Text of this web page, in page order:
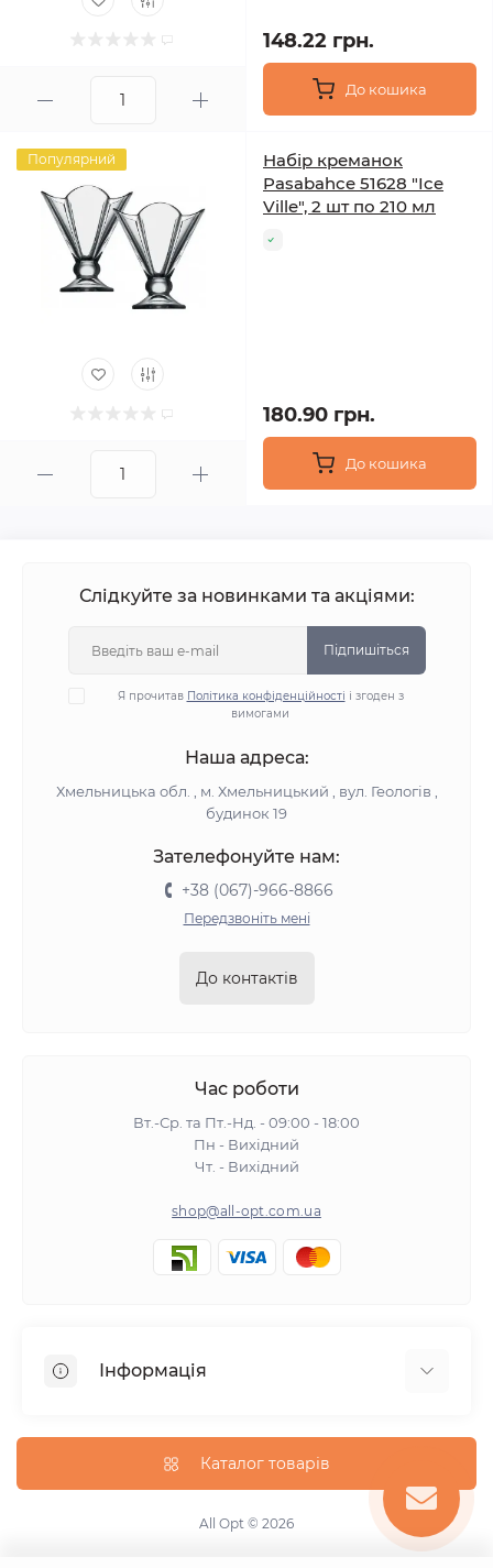
148.22 грн.
До кошика
Популярний
Набір креманок
Pasabahce 51628 "Ice
Ville", 2 шт по 210 мл
180.90 грн.
До кошика
Слідкуйте за новинками та акціями:
Підпишіться
Я прочитав Політика конфіденційності і згоден з
вимогами
Наша адреса:
Хмельницька обл. , м. Хмельницький , вул. Геологів ,
будинок 19
Зателефонуйте нам:
+38 (067)-966-8866
Передзвоніть мені
До контактів
Час роботи
Вт.-Ср. та Пт.-Нд. - 09:00 - 18:00
Пн - Вихідний
Чт. - Вихідний
shop@all-opt.com.ua
Інформація
Оплата та доставка
Повернення та обмін
Політика конфіденційності
Каталог товарів
All Opt © 2026